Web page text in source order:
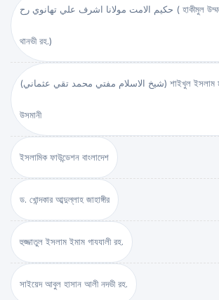
حكيم الامت مولانا اشرف علي تهانوي رح ( হাকীমুল উম্মত মাওলানা আশরাফ আলী
থানভী রহ.)
(شيخ الاسلام مفتي محمد تقي عثماني) শাইখুল ইসলাম মুফতী মুহাম্মদ তাকী
উসমানী
ইসলামিক ফাউন্ডেশন বাংলাদেশ
ড. খোন্দকার আব্দুল্লাহ জাহাঙ্গীর
হুজ্জাতুল ইসলাম ইমাম গাযযালী রহ.
সাইয়েদ আবুল হাসান আলী নদভী রহ.